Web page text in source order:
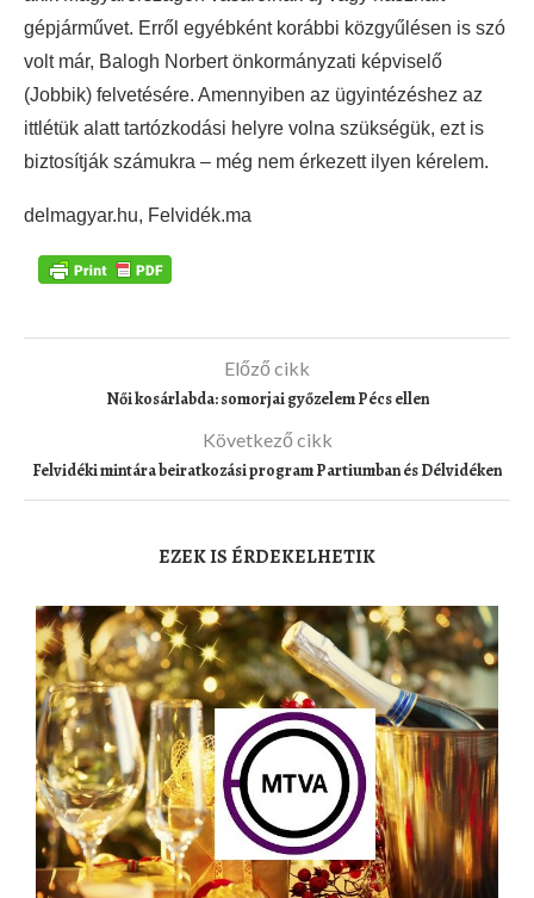
gépjárművet. Erről egyébként korábbi közgyűlésen is szó
volt már, Balogh Norbert önkormányzati képviselő
(Jobbik) felvetésére. Amennyiben az ügyintézéshez az
ittlétük alatt tartózkodási helyre volna szükségük, ezt is
biztosítják számukra – még nem érkezett ilyen kérelem.
delmagyar.hu, Felvidék.ma
Előző cikk
Női kosárlabda: somorjai győzelem Pécs ellen
Következő cikk
Felvidéki mintára beiratkozási program Partiumban és Délvidéken
EZEK IS ÉRDEKELHETIK